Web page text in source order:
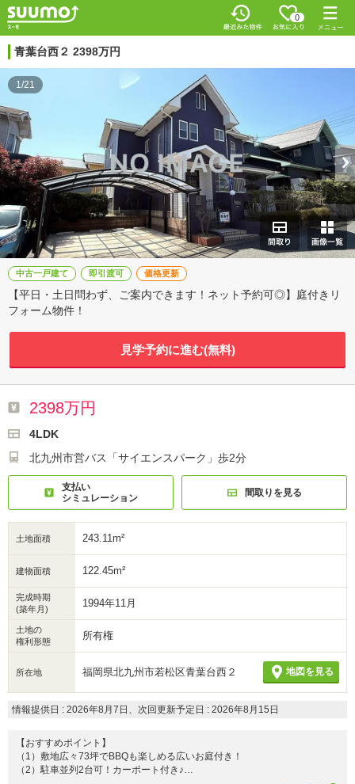
0
青葉台西２ 2398万円
1/21
中古一戸建て 即引渡可 価格更新
【平日・土日問わず、ご案内できます！ネット予約可◎】庭付きリ
フォーム物件！
見学予約に進む(無料)
2398万円
4LDK
北九州市営バス「サイエンスパーク」歩2分
支払い
シミュレーション
間取りを見る
土地面積 243.11m²
建物面積 122.45m²
完成時期
(築年月)
1994年11月
土地の
権利形態
所有権
所在地 福岡県北九州市若松区青葉台西２ 地図を見る
情報提供日 : 2026年8月7日、次回更新予定日 : 2026年8月15日
【おすすめポイント】
（1）敷地広々73坪でBBQも楽しめる広いお庭付き！
（2）駐車並列2台可！カーポート付き♪